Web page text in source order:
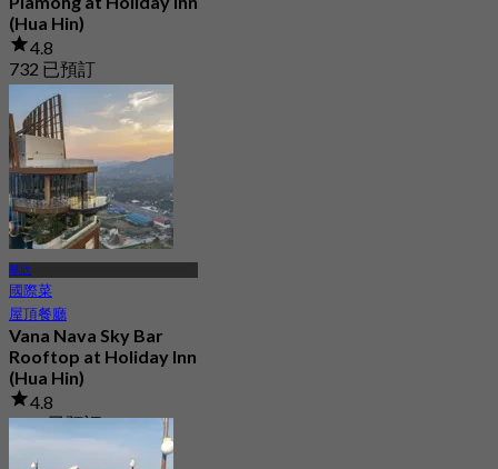
(Hua Hin)
4.8
732 已預訂
฿ 630
華欣
國際菜
屋頂餐廳
Vana Nava Sky Bar
Rooftop at Holiday Inn
(Hua Hin)
4.8
2.7K 已預訂